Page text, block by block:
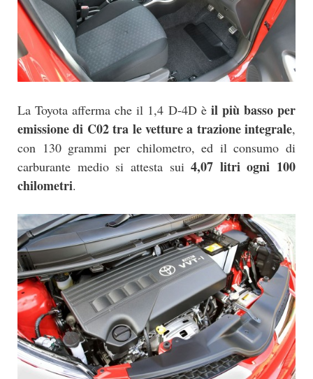
La Toyota afferma che il 1,4 D-4D è il più basso per
emissione di C02 tra le vetture a trazione integrale,
con 130 grammi per chilometro, ed il consumo di
carburante medio si attesta sui4,07 litri ogni 100
chilometri.